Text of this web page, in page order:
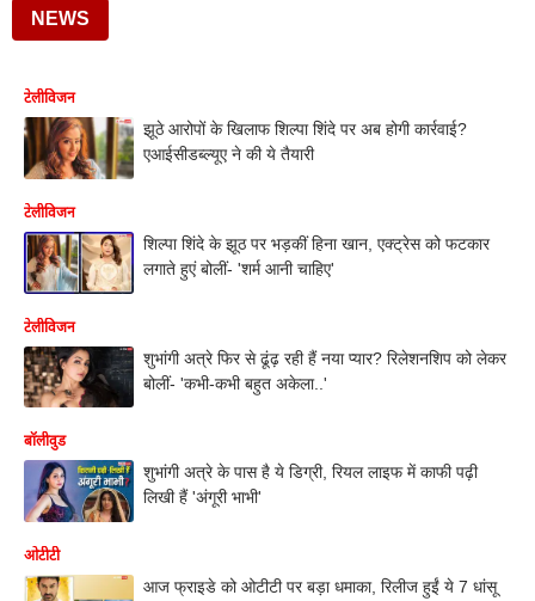
NEWS
टेलीविजन
झूठे आरोपों के खिलाफ शिल्पा शिंदे पर अब होगी कार्रवाई?
एआईसीडब्ल्यूए ने की ये तैयारी
टेलीविजन
शिल्पा शिंदे के झूठ पर भड़कीं हिना खान, एक्ट्रेस को फटकार
लगाते हुएं बोलीं- 'शर्म आनी चाहिए'
टेलीविजन
शुभांगी अत्रे फिर से ढूंढ़ रही हैं नया प्यार? रिलेशनशिप को लेकर
बोलीं- 'कभी-कभी बहुत अकेला..'
बॉलीवुड
शुभांगी अत्रे के पास है ये डिग्री, रियल लाइफ में काफी पढ़ी
लिखी हैं 'अंगूरी भाभी'
ओटीटी
आज फ्राइडे को ओटीटी पर बड़ा धमाका, रिलीज हुईं ये 7 धांसू